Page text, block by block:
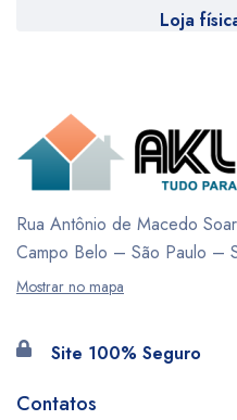
Loja
Rua Antônio de Macedo
Campo Belo – São Paulo –
Mostrar no mapa
Site 100% Seguro
Contatos